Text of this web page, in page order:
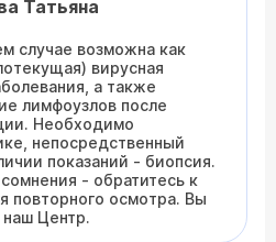
Татьяна
случае возможна как
вирусная
а также
лимфоузлов после
Необходимо
непосредственный
показаний - биопсия.
- обратитесь к
повторного осмотра. Вы
Центр.